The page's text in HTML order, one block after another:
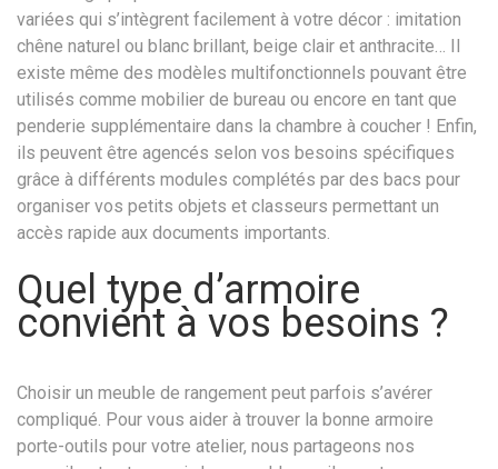
variées qui s’intègrent facilement à votre décor : imitation
chêne naturel ou blanc brillant, beige clair et anthracite… Il
existe même des modèles multifonctionnels pouvant être
utilisés comme mobilier de bureau ou encore en tant que
penderie supplémentaire dans la chambre à coucher ! Enfin,
ils peuvent être agencés selon vos besoins spécifiques
grâce à différents modules complétés par des bacs pour
organiser vos petits objets et classeurs permettant un
accès rapide aux documents importants.
Quel type d’armoire
convient à vos besoins ?
Choisir un meuble de rangement peut parfois s’avérer
compliqué. Pour vous aider à trouver la bonne armoire
porte-outils pour votre atelier, nous partageons nos